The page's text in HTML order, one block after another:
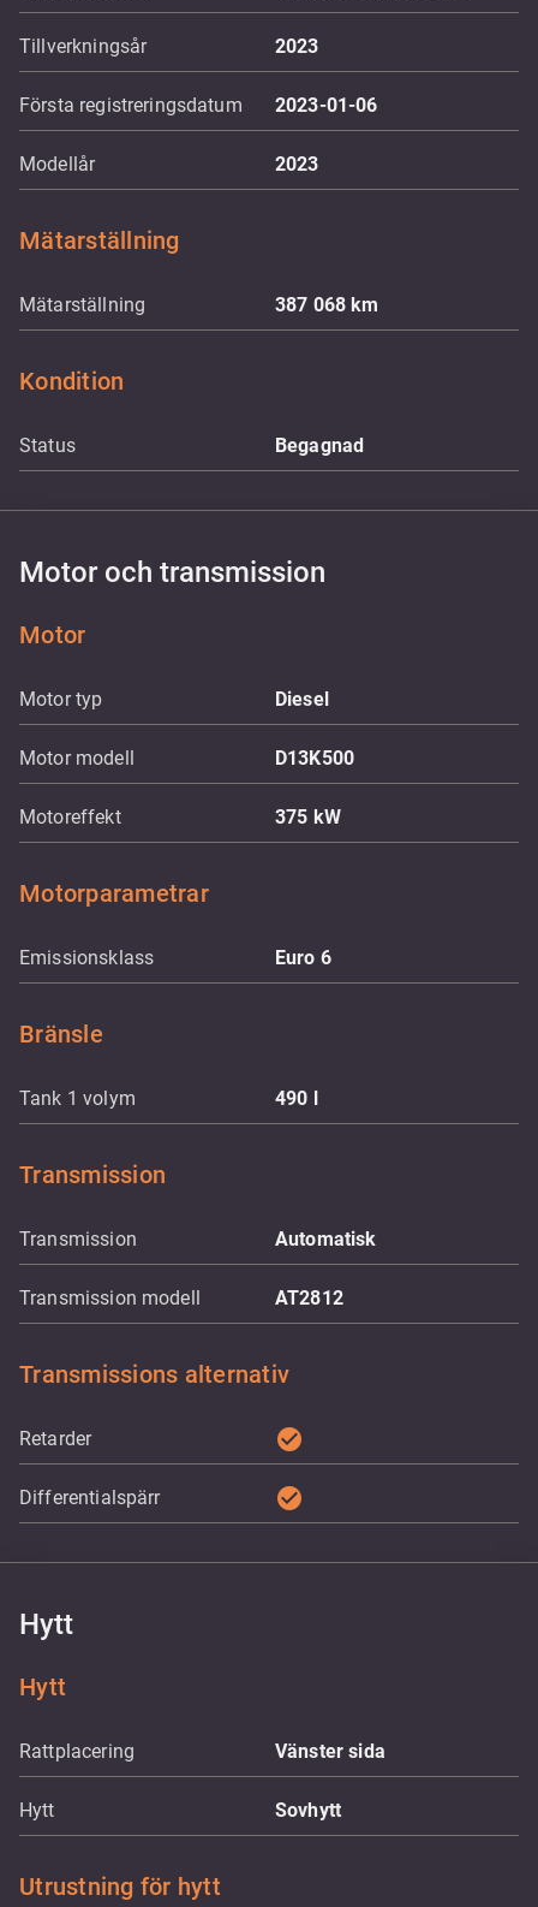
Tillverkningsår 2023
Första registreringsdatum 2023-01-06
Modellår 2023
Mätarställning
Mätarställning 387 068km
Kondition
Status Begagnad
Motor och transmission
Motor
Motor typ Diesel
Motor modell D13K500
Motoreffekt 375 kW
Motorparametrar
Emissionsklass Euro 6
Bränsle
Tank 1 volym 490 l
Transmission
Transmission Automatisk
Transmission modell AT2812
Transmissions alternativ
Retarder check_circle
Differentialspärr check_circle
Hytt
Hytt
Rattplacering Vänster sida
Hytt Sovhytt
Utrustning för hytt